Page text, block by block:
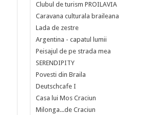
Clubul de turism PROILAVIA
Caravana culturala braileana
Lada de zestre
Argentina - capatul lumii
Peisajul de pe strada mea
SERENDIPITY
Povesti din Braila
Deutschcafe I
Casa lui Mos Craciun
Milonga...de Craciun